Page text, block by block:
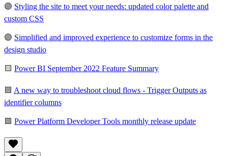
🟣​ Styling the site to meet your needs: updated color palette and
custom CSS
🟣​ Simplified and improved experience to customize forms in the
design studio
🟨 Power BI September 2022 Feature Summary
🟦 A new way to troubleshoot cloud flows - Trigger Outputs as
identifier columns
🟩 Power Platform Developer Tools monthly release update